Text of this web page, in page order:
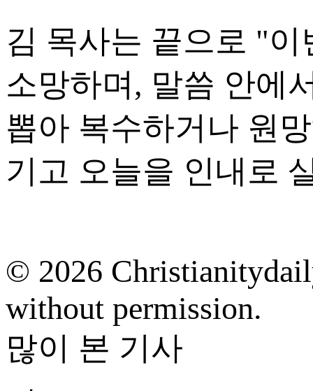
김 목사는 끝으로 "
소망하며, 말씀 안에
뽑아 복수하거나 원
기고 오늘을 인내로
© 2026
without permission.
많이 본 기사